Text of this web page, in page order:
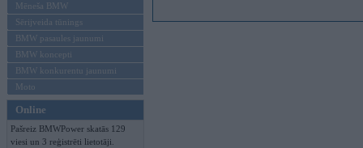
Mēneša BMW
Sērijveida tūnings
BMW pasaules jaunumi
BMW koncepti
BMW konkurentu jaunumi
Moto
Online
Pašreiz BMWPower skatās 129
viesi un 3 reģistrēti lietotāji.